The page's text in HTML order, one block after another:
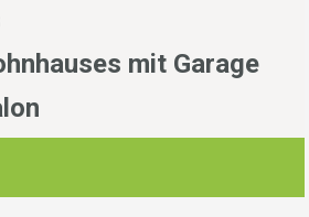
mit Garage